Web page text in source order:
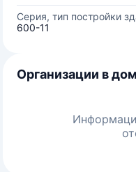
Серия, тип постройки
600-11
Организации в